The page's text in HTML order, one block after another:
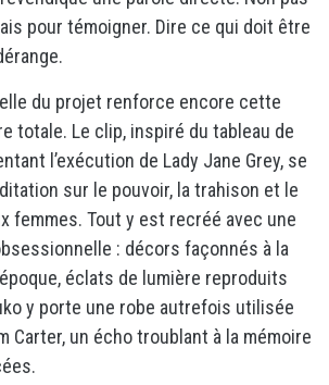
pour témoigner. Dire ce qui doit être
du projet renforce encore cette
totale. Le clip, inspiré du tableau de
l’exécution de Lady Jane Grey, se
sur le pouvoir, la trahison et le
femmes. Tout y est recréé avec une
: décors façonnés à la
éclats de lumière reproduits
y porte une robe autrefois utilisée
Carter, un écho troublant à la mémoire